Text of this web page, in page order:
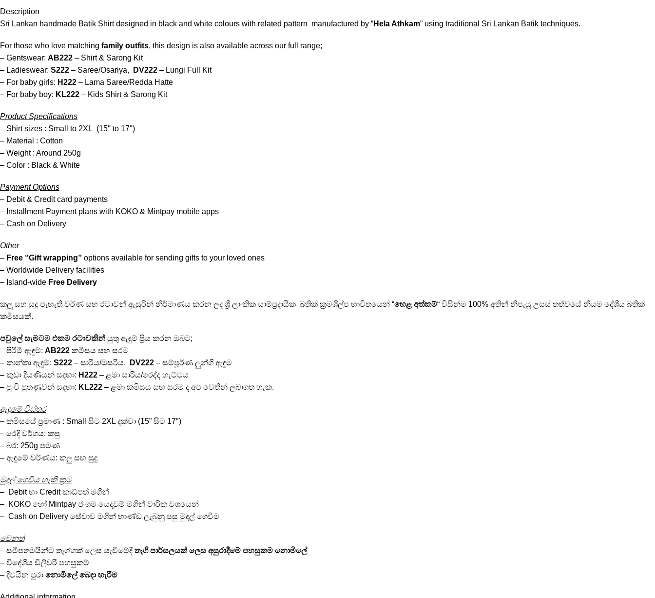
Description
Sri Lankan handmade Batik Shirt designed in black and white colours with related pattern manufactured by “Hela Athkam” using traditional Sri Lankan Batik techniques.
For those who love matching family outfits, this design is also available across our full range;
– Gentswear: AB222 – Shirt & Sarong Kit
– Ladieswear: S222 – Saree/Osariya, DV222 – Lungi Full Kit
– For baby girls: H222 – Lama Saree/Redda Hatte
– For baby boy: KL222 – Kids Shirt & Sarong Kit
Product Specifications
– Shirt sizes : Small to 2XL (15″ to 17″)
– Material : Cotton
– Weight : Around 250g
– Color : Black & White
Payment Options
– Debit & Credit card payments
– Installment Payment plans with KOKO & Mintpay mobile apps
– Cash on Delivery
Other
– Free “Gift wrapping” options available for sending gifts to your loved ones
– Worldwide Delivery facilities
– Island-wide Free Delivery
කලු සහ සුදු පැහැති වර්ණ සහ රටාවන් ඇසුරින් නිර්මාණය කරන ලද ශ්‍රී ලාංකික සාම්ප්‍රදායික බතික් ක්‍රමශිල්ප භාවිතයෙන් “හෙළ අත්කම්“ විසින්ම 100% අතින් නිපැයූ උසස් තත්වයේ නියම දේශීය බතික්
කමිසයක්.
පවුලේ සැමටම එකම රටාවකින් යුතු ඇඳුම් ප්‍රිය කරන ඔබට;
– පිරිමි ඇඳුම්: AB222 කමිසය සහ සරම
– කාන්තා ඇඳුම්: S222 – සාරිය/ඔසරිය, DV222 – සම්පූර්ණ ලුන්ගි ඇඳුම
– කුඩා දියණියන් සඳහා: H222 – ළමා සාරිය/රෙද්ද හැට්ටය
– පුංචි පුතණුවන් සඳහා: KL222 – ළමා කමිසය සහ සරම ද අප වෙතින් ලබාගත හැක.
ඇඳුමේ විස්තර
– කමිසයේ ප්‍රමාණ : Small සිට 2XL දක්වා (15” සිට 17″)
– රෙදි වර්ගය: කපු
– බර: 250g පමණ
– ඇඳුමේ වර්ණය: කලු සහ සුදු
මුදල් ගෙවිය හැකි ක්‍රම
– Debit හා Credit කාඩ්පත් මගින්
– KOKO හෝ Mintpay ජංගම යෙදවුම් මගින් වාරික වශයෙන්
– Cash on Delivery සේවාව මගින් භාණ්ඩ ලැබුනු පසු මුදල් ගෙවීම
වෙනත්
– සමීපතමයින්ට තෑග්ගක් ලෙස යැවීමේදී තෑගි පාර්සලයක් ලෙස අසුරාදීමේ පහසුකම නොමිලේ
– විදේශීය ඩිලිවරි පහසුකම්
– දිවයින පුරා නොමිලේ බෙදා හැරීම